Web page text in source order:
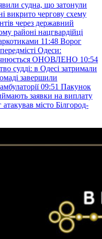
судна, що затонули
викрито чергову схему
через державний
районі нацгвардійці
11:48 Ворог
Одеси:
ОНОВЛЕНО 10:54
судді: в Одесі затримали
завершили
09:51 Пакунок
заявки на виплату
місто Білгород-